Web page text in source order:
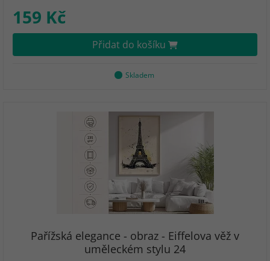
159 Kč
Přidat do košíku
Skladem
Pařížská elegance - obraz - Eiffelova věž v
uměleckém stylu 24